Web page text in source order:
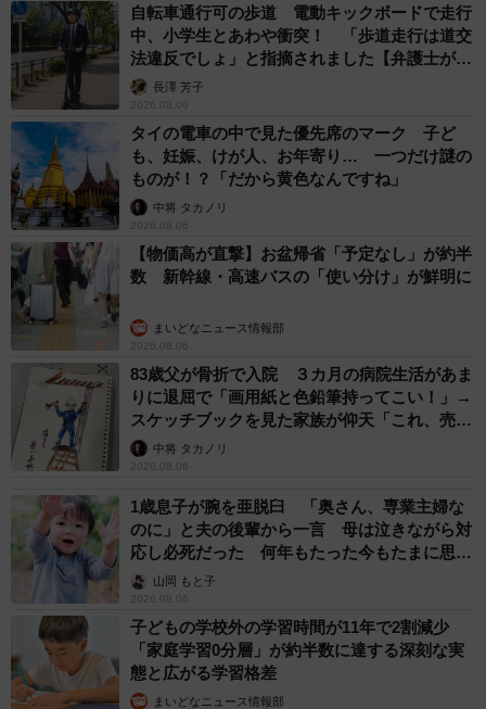
自転車通行可の歩道 電動キックボードで走行
中、小学生とあわや衝突！ 「歩道走行は道交
法違反でしょ」と指摘されました【弁護士が解
説】長澤 芳子
2026.08.06
タイの電車の中で見た優先席のマーク 子ど
も、妊娠、けが人、お年寄り… 一つだけ謎の
ものが！？「だから黄色なんですね」
中将 タカノリ
2026.08.06
【物価高が直撃】お盆帰省「予定なし」が約半
数 新幹線・高速バスの「使い分け」が鮮明に
まいどなニュース情報部
2026.08.06
83歳父が骨折で入院 ３カ月の病院生活があま
りに退屈で「画用紙と色鉛筆持ってこい！」→
スケッチブックを見た家族が仰天「これ、売れ
ますよ…」
中将 タカノリ
2026.08.06
1歳息子が腕を亜脱臼 「奥さん、専業主婦な
のに」と夫の後輩から一言 母は泣きながら対
応し必死だった 何年もたった今もたまに思い
出し…山岡 もと子
2026.08.06
子どもの学校外の学習時間が11年で2割減少
「家庭学習0分層」が約半数に達する深刻な実
態と広がる学習格差
まいどなニュース情報部